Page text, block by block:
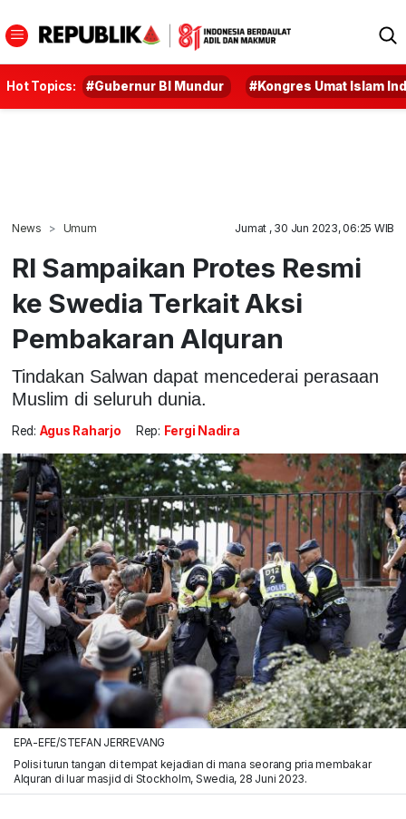
Hot Topics: #Gubernur BI Mundur #Kongres Umat Islam
News Umum Jumat , 30 Jun 2023, 06:25 WIB
RI Sampaikan Protes Resmi
ke Swedia Terkait Aksi
Pembakaran Alquran
Tindakan Salwan dapat mencederai perasaan
Muslim di seluruh dunia.
Red: Agus Raharjo Rep: Fergi Nadira
EPA-EFE/STEFAN JERREVANG
Polisi turun tangan di tempat kejadian di mana seorang pria membakar
Alquran di luar masjid di Stockholm, Swedia, 28 Juni 2023.